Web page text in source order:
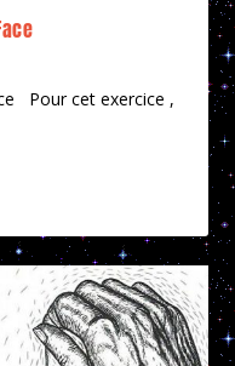
Pour cet exercice ,